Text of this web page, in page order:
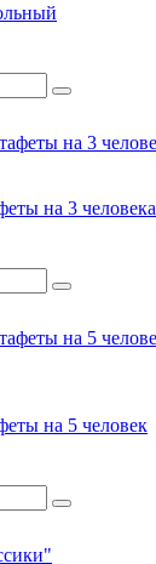
на 3 человека
на 5 человек